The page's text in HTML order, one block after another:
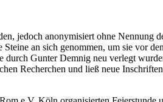
jedoch anonymisiert ohne Nennung
an sich genommen, um sie vor
durch Gunter Demnig neu verlegt
Recherchen und ließ neue